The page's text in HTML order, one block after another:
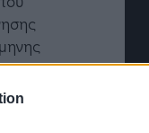
ο
της